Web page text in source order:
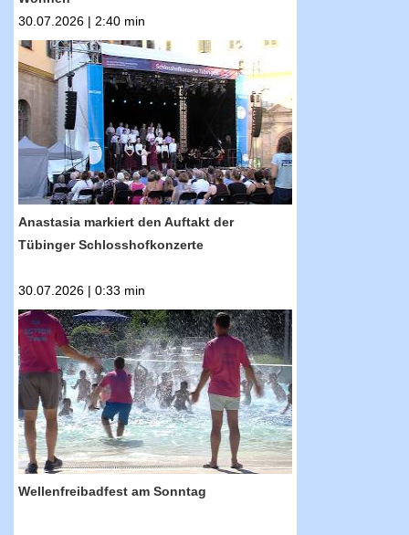
30.07.2026 | 2:40 min
RTF.1-Nachrichten: Anastasia markiert den
Auftakt der Tübinger Schlosshofkonzerte
Anastasia markiert den Auftakt der
Tübinger Schlosshofkonzerte
30.07.2026 | 0:33 min
RTF.1-Nachrichten: Wellenfreibadfest am
Sonntag
Wellenfreibadfest am Sonntag